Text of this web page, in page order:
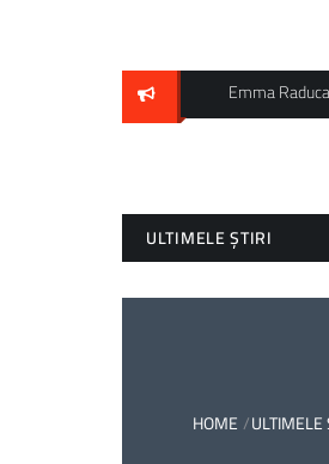
Emma
ULTIMELE ȘTIRI
HOME ULTIMELE